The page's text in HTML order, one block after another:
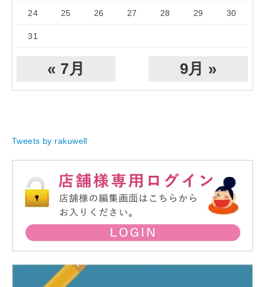
24 25 26 27 28 29 30
31
« 7月 9月 »
Tweets by rakuwell